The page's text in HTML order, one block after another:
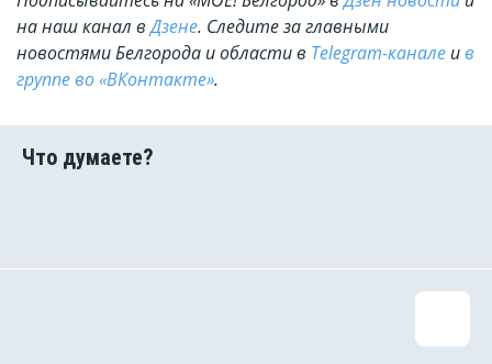
на наш канал вДзене. Cледите за главными
новостями Белгорода и области в Telegram-канале ив
группе во «ВКонтакте».